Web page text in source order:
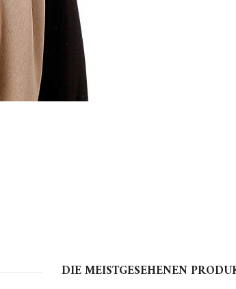
DIE MEISTGESEHENEN